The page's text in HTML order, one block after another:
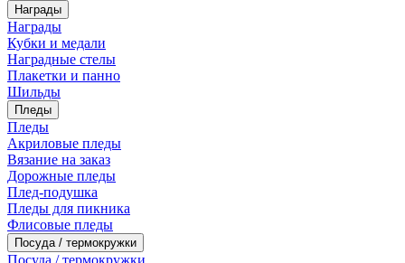
Награды
Награды
Кубки и медали
Наградные стелы
Плакетки и панно
Шильды
Пледы
Пледы
Акриловые пледы
Вязание на заказ
Дорожные пледы
Плед-подушка
Пледы для пикника
Флисовые пледы
Посуда / термокружки
Посуда / термокружки